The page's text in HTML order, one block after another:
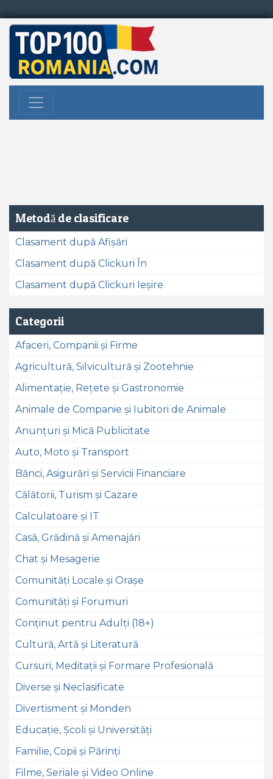
Metodă de clasificare
Clasament după Afișări
Clasament după Clickuri În
Clasament după Clickuri Ieșire
Categorii
Afaceri, Companii și Firme
Agricultură, Silvicultură și Zootehnie
Alimentație, Rețete și Gastronomie
Animale de Companie și Iubitori de Animale
Anunțuri și Mică Publicitate
Auto, Moto și Transport
Bănci, Asigurări și Servicii Financiare
Călătorii, Turism și Cazare
Calculatoare și IT
Casă, Grădină și Amenajări
Chat și Mesagerie
Comunități Locale și Orașe
Comunități și Forumuri
Conținut pentru Adulți (18+)
Cultură, Artă și Literatură
Cursuri, Meditații și Formare Profesională
Diverse și Neclasificate
Divertisment și Monden
Educație, Școli și Universități
Familie, Copii și Părinți
Filme, Seriale și Video Online